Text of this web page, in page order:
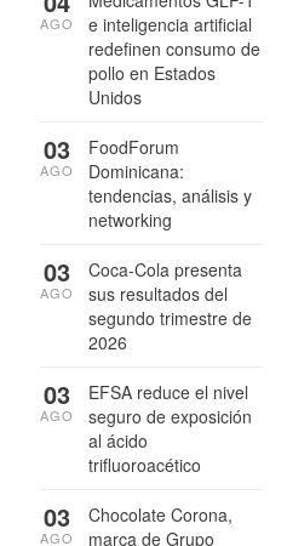
e inteligencia artificial
redefinen consumo de
pollo en Estados
Unidos
AGO
FoodForum
Dominicana:
tendencias, análisis y
networking
03
AGO
Coca-Cola presenta
sus resultados del
segundo trimestre de
2026
03
AGO
EFSA reduce el nivel
seguro de exposición
al ácido
trifluoroacético
03
AGO
Chocolate Corona,
marca de Grupo
03
AGO